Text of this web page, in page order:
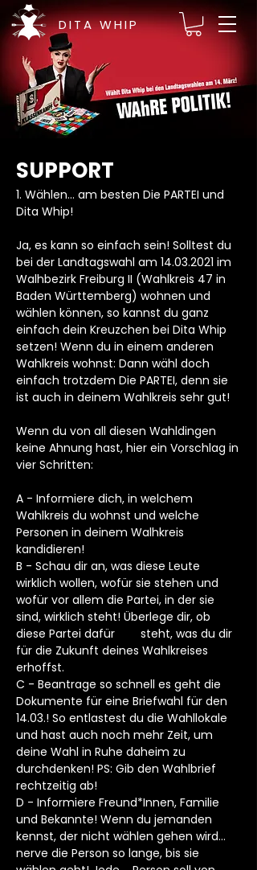
DITA WHIP
SUPPORT
1. Wählen… am besten Die PARTEI und
Dita Whip!
Ja, es kann so einfach sein! Solltest du
bei der Landtagswahl am 14.03.2021 im
Walhbezirk Freiburg II (Wahlkreis 47 in
Baden Württemberg) wohnen und
wählen können, so kannst du ganz
einfach dein Kreuzchen bei Dita Whip
setzen! Wenn du in einem anderen
Wahlkreis wohnst: Dann wähl doch
einfach trotzdem Die PARTEI, denn sie
ist auch in deinem Wahlkreis sehr gut!
Wenn du von all diesen Wahldingen
keine Ahnung hast, hier ein Vorschlag in
vier Schritten:
A - Informiere dich, in welchem
Wahlkreis du wohnst und welche
Personen in deinem Walhkreis
kandidieren!
B - Schau dir an, was diese Leute
wirklich wollen, wofür sie stehen und
wofür vor allem die Partei, in der sie
sind, wirklich steht! Überlege dir, ob
diese Partei dafür steht, was du dir
für die Zukunft deines Wahlkreises
erhoffst.
C - Beantrage so schnell es geht die
Dokumente für eine Briefwahl für den
14.03.! So entlastest du die Wahllokale
und hast auch noch mehr Zeit, um
deine Wahl in Ruhe daheim zu
durchdenken! PS: Gib den Wahlbrief
rechtzeitig ab!
D - Informiere Freund*Innen, Familie
und Bekannte! Wenn du jemanden
kennst, der nicht wählen gehen wird…
nerve die Person so lange, bis sie